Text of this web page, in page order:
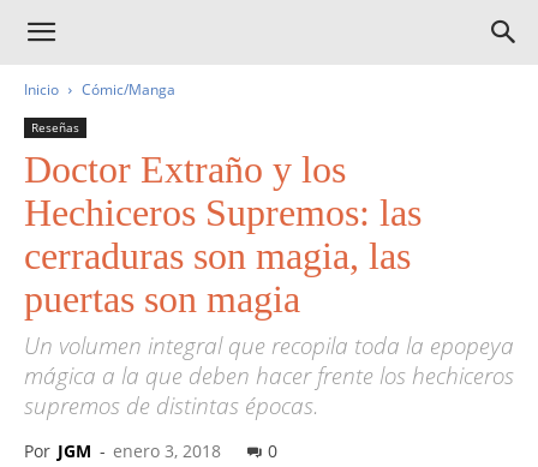
Inicio Cómic/Manga
Reseñas
Doctor Extraño y los
Hechiceros Supremos: las
cerraduras son magia, las
puertas son magia
Un volumen integral que recopila toda la epopeya
mágica a la que deben hacer frente los hechiceros
supremos de distintas épocas.
Por JGM - enero 3, 2018 0